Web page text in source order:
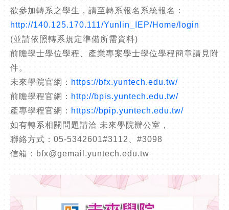
欲參加轉系之學生，請至轉系報名系統報名：
http://140.125.170.111/Yunlin_IEP/Home/login
(並請依照轉系規定準備所需資料)
前瞻學士學位學程、產業專案學士學位學程簡章請見附
件。
未來學院官網： https://bfx.yuntech.edu.tw/
前瞻學程官網： http://bpis.yuntech.edu.tw/
產專學程官網： https://bpip.yuntech.edu.tw/
如有轉系相關問題請洽 未來學院辦公室，
聯絡方式：05-5342601#3112、#3098
信箱：bfx@gemail.yuntech.edu.tw